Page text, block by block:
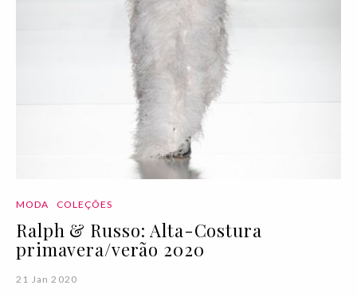
MODA COLEÇÕES
Ralph & Russo: Alta-Costura
primavera/verão 2020
21 Jan 2020